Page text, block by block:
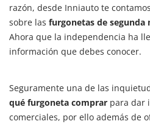
razón, desde Inniauto te
sobre las furgonetas de
Ahora que la independencia ha
información que debes conocer.
Seguramente una de las
qué furgoneta comprar para dar
comerciales, por ello además de